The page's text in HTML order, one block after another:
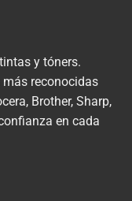
y tóners.
reconocidas
Brother, Sharp,
en cada